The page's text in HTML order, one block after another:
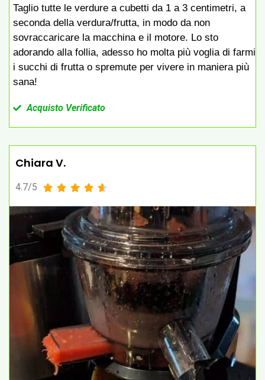
Taglio tutte le verdure a cubetti da 1 a 3 centimetri, a
seconda della verdura/frutta, in modo da non
sovraccaricare la macchina e il motore. Lo sto
adorando alla follia, adesso ho molta più voglia di farmi
i succhi di frutta o spremute per vivere in maniera più
sana!
Acquisto Verificato
Chiara V.
4.7/5     